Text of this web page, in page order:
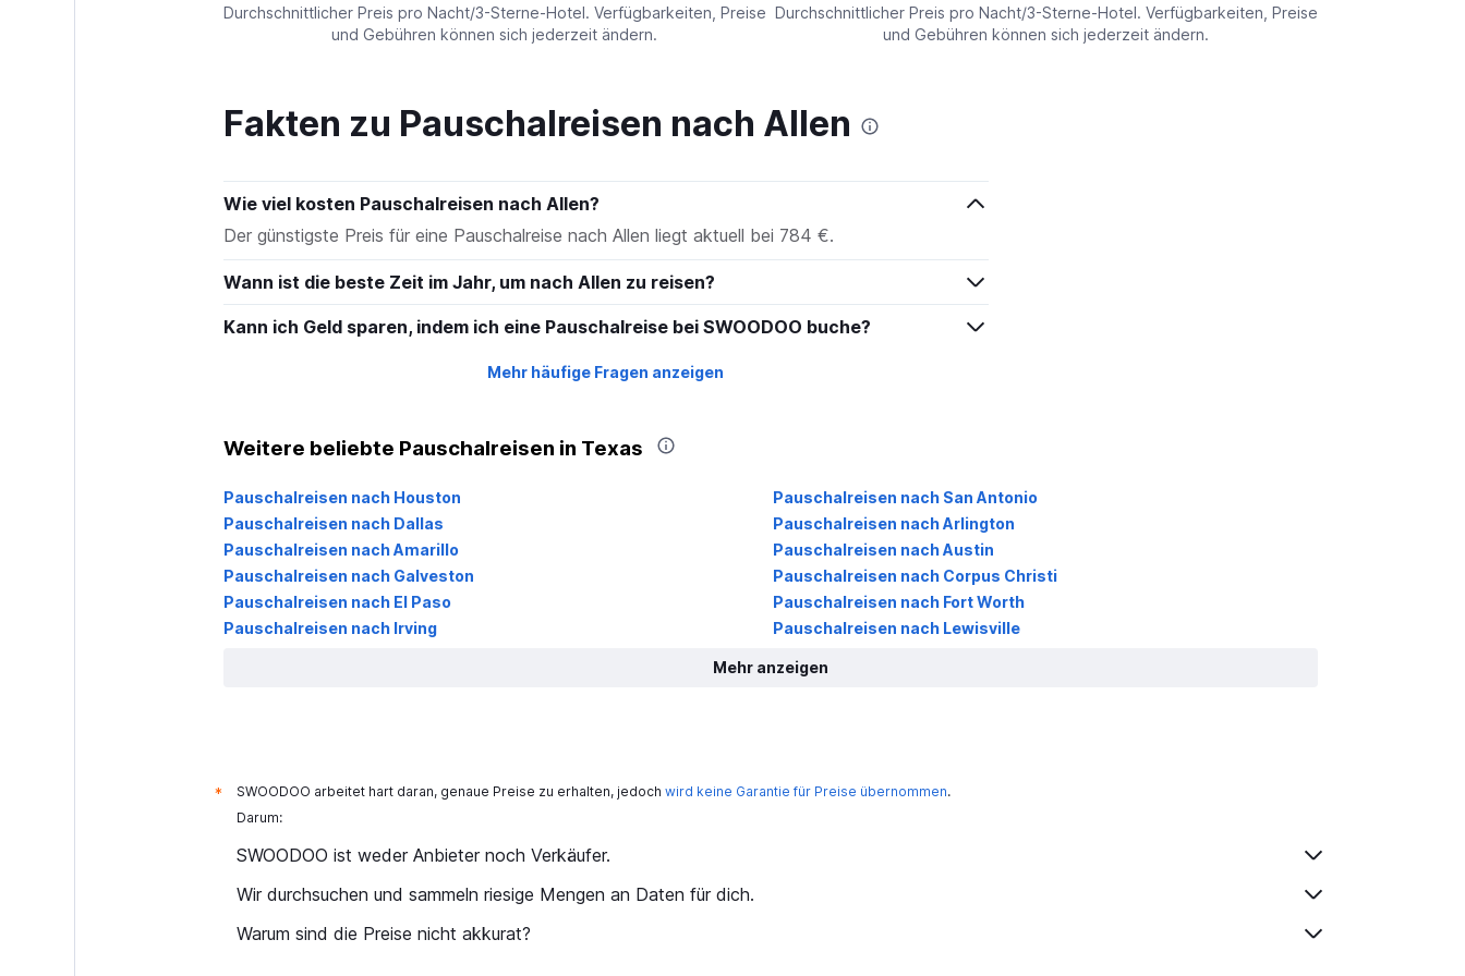
values.
Durchschnittlicher Preis pro Nacht/3-Sterne-Hotel. Verfügbarkeiten, Preise
und Gebühren können sich jederzeit ändern.
values.
Durchschnittlicher Preis pro Nacht/3-Sterne-Hotel. Verfügbarkeiten, Preise
und Gebühren können sich jederzeit ändern.
Fakten zu Pauschalreisen nach Allen
Wie viel kosten Pauschalreisen nach Allen?
Der günstigste Preis für eine Pauschalreise nach Allen liegt aktuell bei 784 €.
Wann ist die beste Zeit im Jahr, um nach Allen zu reisen?
Kann ich Geld sparen, indem ich eine Pauschalreise bei SWOODOO buche?
Mehr häufige Fragen anzeigen
Weitere beliebte Pauschalreisen in Texas
Pauschalreisen nach Houston
Pauschalreisen nach San Antonio
Pauschalreisen nach Dallas
Pauschalreisen nach Arlington
Pauschalreisen nach Amarillo
Pauschalreisen nach Austin
Pauschalreisen nach Galveston
Pauschalreisen nach Corpus Christi
Pauschalreisen nach El Paso
Pauschalreisen nach Fort Worth
Pauschalreisen nach Irving
Pauschalreisen nach Lewisville
Mehr anzeigen
* SWOODOO arbeitet hart daran, genaue Preise zu erhalten, jedoch wird keine Garantie für Preise übernommen.
Darum:
SWOODOO ist weder Anbieter noch Verkäufer.
Wir durchsuchen und sammeln riesige Mengen an Daten für dich.
Warum sind die Preise nicht akkurat?